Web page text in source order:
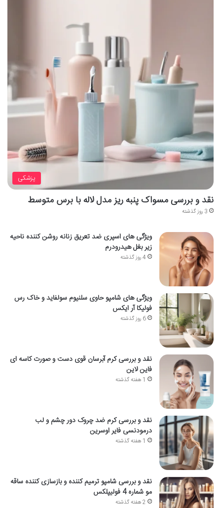
پزشکی
نقد و بررسی مسواک پنبه ریز مدل لاله با برس متوسط
3 روز گذشته
ویژگی های اسپری ضد تعریق زنانه روشن کننده ناحیه
زیر بغل هیدرودرم
4 روز گذشته
ویژگی های شامپو حاوی سلنیوم سولفاید و خاک رس
فولیکا آر ایکس
6 روز گذشته
نقد و بررسی کرم آبرسان قوی دست و صورت کاسه ای
فاین لاین
1 هفته گذشته
نقد و بررسی کرم ضد چروک دور چشم و لب
درمودنسی فایر اوسرین
1 هفته گذشته
نقد و بررسی شامپو ترمیم کننده و بازسازی کننده ساقه
مو شماره 4 فولیپلکس
2 هفته گذشته